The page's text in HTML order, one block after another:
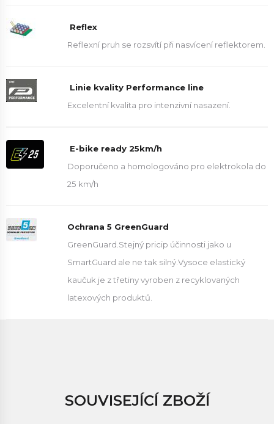
Reflex
Reflexní pruh se rozsvítí při nasvícení reflektorem.
Linie kvality Performance line
Excelentní kvalita pro intenzivní nasazení.
E-bike ready 25km/h
Doporučeno a homologováno pro elektrokola do
25 km/h
Ochrana 5 GreenGuard
GreenGuard.Stejný pricip účinnosti jako u
SmartGuard ale ne tak silný.Vysoce elastický
kaučuk je z třetiny vyroben z recyklovaných
latexových produktů.
SOUVISEJÍCÍ ZBOŽÍ